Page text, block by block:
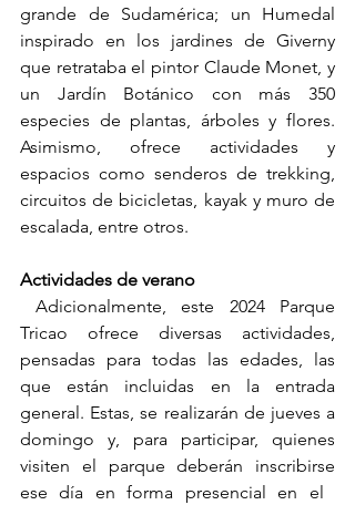
grande de Sudamérica; un Humedal
inspirado en los jardines de Giverny
que retrataba el pintor Claude Monet, y
un Jardín Botánico con más 350
especies de plantas, árboles y flores.
Asimismo, ofrece actividades y
espacios como senderos de trekking,
circuitos de bicicletas, kayak y muro de
escalada, entre otros.
​Actividades de verano
​ Adicionalmente, este 2024 Parque
Tricao ofrece diversas actividades,
pensadas para todas las edades, las
que están incluidas en la entrada
general. Estas, se realizarán de jueves a
domingo y, para participar, quienes
visiten el parque deberán inscribirse
ese día en forma presencial en el ​